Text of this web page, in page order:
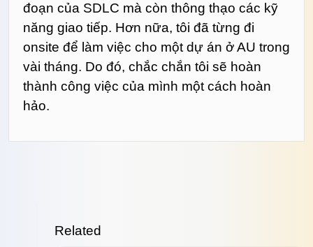
đoạn của SDLC mà còn thông thạo các kỹ
năng giao tiếp. Hơn nữa, tôi đã từng đi
onsite để làm việc cho một dự án ở AU trong
vài tháng. Do đó, chắc chắn tôi sẽ hoàn
thành công việc của mình một cách hoàn
hảo.
Related